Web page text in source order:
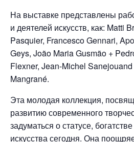
На выставке представлены
и деятелей искусств, как: Matti
Pasquier, Francesco Gennari,
Geys, João Maria Gusmão +
Flexner, Jean-Michel
Mangrané.
Эта молодая коллекция,
развитию современного
задуматься о статусе,
искусства сегодня. Она